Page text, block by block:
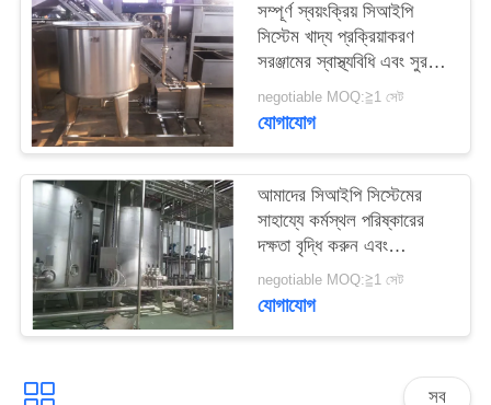
PRIVACY
POLICY
সম্পূর্ণ স্বয়ংক্রিয় সিআইপি
সিস্টেম খাদ্য প্রক্রিয়াকরণ
সরঞ্জামের স্বাস্থ্যবিধি এবং সুরক্ষা,
স্বয়ংক্রিয় অপারেশন এবং আরও
সুবিধাজনক ব্যবহার নিশ্চিত করে
negotiable MOQ:≧1 সেট
যোগাযোগ
আমাদের সিআইপি সিস্টেমের
সাহায্যে কর্মস্থল পরিষ্কারের
দক্ষতা বৃদ্ধি করুন এবং
স্বয়ংক্রিয় মেশিনগুলির সাহায্যে
অপারেটিং খরচ হ্রাস করুন
negotiable MOQ:≧1 সেট
যোগাযোগ
সব